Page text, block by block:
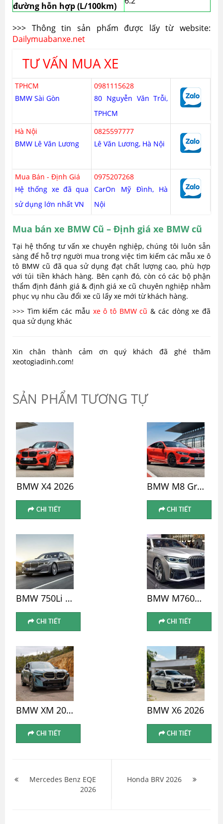
đường hỗn hợp (L/100km)
>>> Thông tin sản phẩm được lấy từ website:
Dailymuabanxe.net
TƯ VẤN MUA XE
TPHCM
BMW Sài Gòn
0981115628
80 Nguyễn Văn Trỗi,
TPHCM
Hà Nội
BMW Lê Văn Lương
0825597777
Lê Văn Lương, Hà Nội
Mua Bán - Định Giá
Hệ thống xe đã qua
sử dụng lớn nhất VN
0975207268
CarOn Mỹ Đình, Hà
Nội
Mua bán xe BMW Cũ – Định giá xe BMW cũ
Tại hệ thống tư vấn xe chuyên nghiệp, chúng tôi luôn sẵn
sàng để hỗ trợ người mua trong việc tìm kiếm các mẫu xe ô
tô BMW cũ đã qua sử dụng đạt chất lượng cao, phù hợp
với túi tiền khách hàng. Bên cạnh đó, còn có các bộ phận
thẩm định đánh giá & định giá xe cũ chuyên nghiệp nhằm
phục vụ nhu cầu đổi xe cũ lấy xe mới từ khách hàng.
>>> Tìm kiếm các mẫu xe ô tô BMW cũ & các dòng xe đã
qua sử dụng khác
Xin chân thành cảm ơn quý khách đã ghé thăm
xeotogiadinh.com!
SẢN PHẨM TƯƠNG TỰ
BMW X4 2026
CHI TIẾT
BMW M8 Gran Coupe 2026
CHI TIẾT
BMW 750Li 2026
CHI TIẾT
BMW M760Li 2026
CHI TIẾT
BMW XM 2026
CHI TIẾT
BMW X6 2026
CHI TIẾT
hướng
Mercedes Benz EQE
2026
Honda BRV 2026